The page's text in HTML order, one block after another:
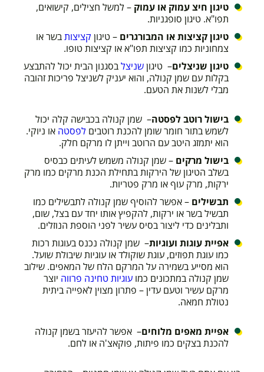
טיגון חיצ עמוק או עמוק – למשל חצילים, קישואים,
תפו"א. טיגון סופגניות.
טיגון קציצות או המבורגרים – טיגון קציצותבשר או
צמחוניות כמו קציצות תפו"א או קציצות טופו.
טיגון שניצלים– טיגון שניצלבסגנון הבית יכול להתבצע
בקלות עם שמן קנולה, והוא יעניק לשניצל פריכות זהובה
מבלי לשנות את הטעם.
בישול רוטב לפסטה– שמן קנולה בכבישה קלה יכול
לשמש בתור חומר שומן להכנת רוטבים לפסטה או ניוקי.
הוא יתמזג היטב עם הרוטב וייתן לו מרקם חלק.
בישול מרקים – שמן קנולה משמש לעיתים כבסיס
בשלב הטיגון של הירקות בתחילת הכנת מרקים כמו מרק
ירקות, מרק עוף או מרק פטריות.
תבשילים – אפשר להוסיף שמן קנולה לתבשילים כמו
תבשיל בשר או ירקות, להקפיץ אותו יחד עם בצל, שום,
ותבלינים כדי ליצור בסיס עשיר לפני הוספת הנוזלים.
אפיית עוגות ועוגיות– שמן קנולה נכנס בעוגות רכות
כמו עוגת תפוזים, עוגת שוקולד או עוגיות שיבולת שועל.
הוא מסייע בשמירה על המרקם הלח של המאפים. שילוב
שמן קנולה במתכונים כמו עוגיות טחינה פרווה יוצר
מרקם עשיר וטעם עדין – פתרון מצוין לאפייה ביתית
נטולת חמאה.
אפיית מאפים מלוחים– אפשר להיעזר בשמן קנולה
להכנת בצקים כמו פיתות, פוקאצ'ה או לחם.